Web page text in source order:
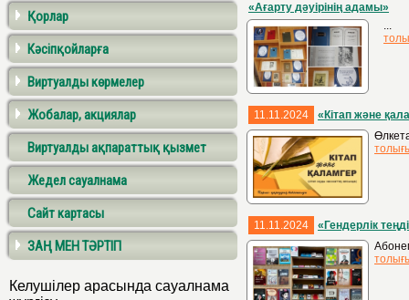
Қорлар
Кәсіпқойларға
Виртуалды көрмелер
Жобалар, акциялар
Виртуалды ақпараттық қызмет
Жедел сауалнама
Сайт картасы
ЗАҢ МЕН ТӘРТІП
Келушілер арасында сауалнама
«Ағарту дәуірінің адамы»
...
11.11.2024
«Кітап және
11.11.2024
«Гендерлік